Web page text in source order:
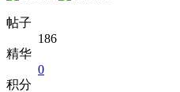
帖子
186
精华
0
积分